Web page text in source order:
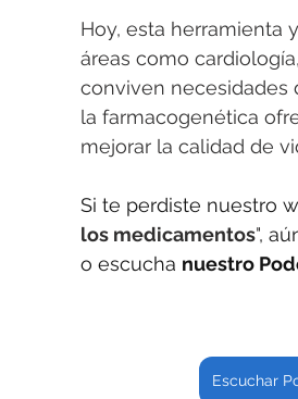
Hoy, esta herramienta
áreas como
conviven necesidades
la farmacogenética
mejorar la calidad de
Si te perdiste nuestro
los medicamentos",
o escucha nuestro
Escuchar